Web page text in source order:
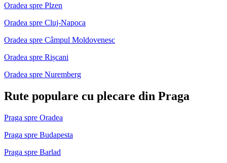
Oradea spre Plzen
Oradea spre Cluj-Napoca
Oradea spre Câmpul Moldovenesc
Oradea spre Rișcani
Oradea spre Nuremberg
Rute populare cu plecare din Praga
Praga spre Oradea
Praga spre Budapesta
Praga spre Barlad